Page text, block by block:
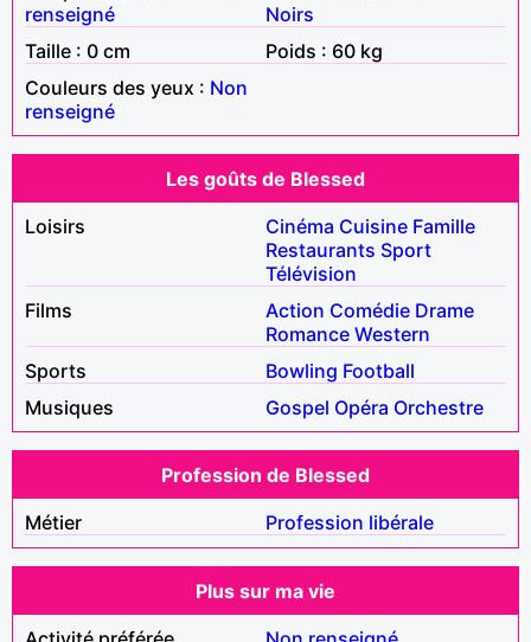
renseigné
Noirs
Taille : 0 cm
Poids : 60 kg
Couleurs des yeux : Non
renseigné
Les goûts de Blessed
Loisirs
Cinéma Cuisine Famille
Restaurants Sport
Télévision
Films
Action Comédie Drame
Romance Western
Sports
Bowling Football
Musiques
Gospel Opéra Orchestre
Profession de Blessed
Métier
Profession libérale
Plus sur ma vie